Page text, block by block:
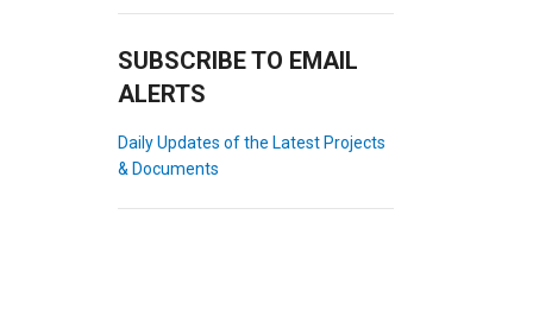
SUBSCRIBE TO EMAIL
ALERTS
Daily Updates of the Latest Projects
& Documents